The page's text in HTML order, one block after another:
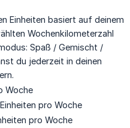
Einheiten basiert auf deinem
Wochenkilometerzahl
Spaß / Gemischt /
du jederzeit in deinen
Woche
pro Woche
pro Woche